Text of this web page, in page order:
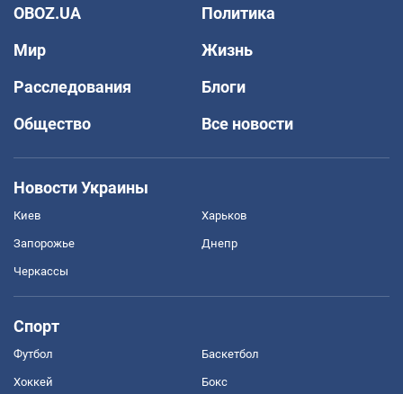
OBOZ.UA
Политика
Мир
Жизнь
Расследования
Блоги
Общество
Все новости
Новости Украины
Киев Харьков
Запорожье Днепр
Черкассы
Спорт
Футбол Баскетбол
Хоккей Бокс